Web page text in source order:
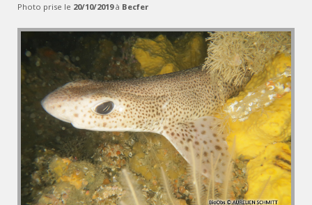
Photo prise le 20/10/2019à Becfer